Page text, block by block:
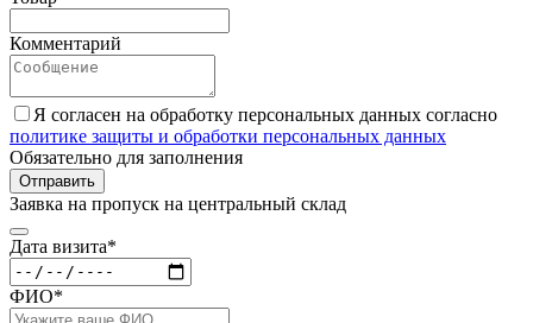
Комментарий
Я согласен на обработку персональных данных согласно
политике защиты и обработки персональных данных
Обязательно для заполнения
Отправить
Заявка на пропуск на центральный склад
Дата визита*
ФИО*